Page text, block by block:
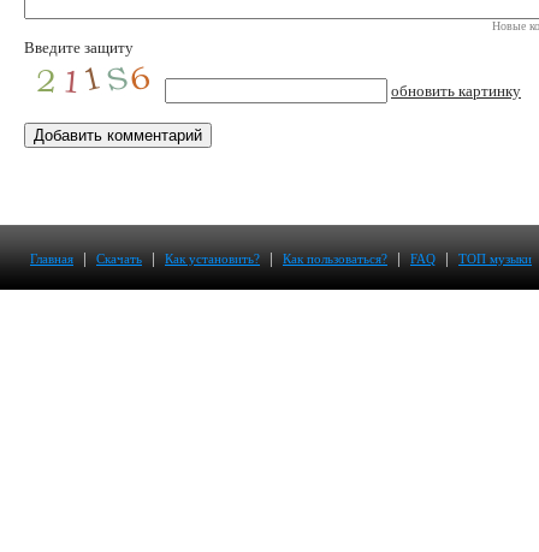
Новые
Введите защиту
обновить картинку
Главная | Скачать | Как установить? | Как пользоваться? | FAQ | ТОП музыки